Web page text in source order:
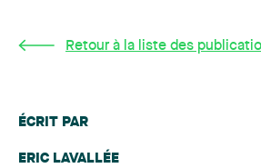
Retour à la liste des
ÉCRIT PAR
ERIC LAVALLÉE